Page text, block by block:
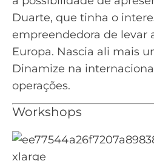
Duarte, que tinha o
empreendedora de levar
Europa. Nascia ali mais
Dinamize na
operações.
Workshops